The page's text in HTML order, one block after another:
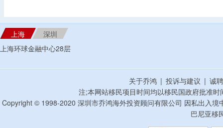
上海
深圳
上海环球金融中心28层
关于乔鸿 | 投诉与建议 | 诚
注;本网站移民项目时间均以移民国政府批准
Copyright © 1998-2020 深圳市乔鸿海外投资顾问有限公司 因私出入
巴尼亚移